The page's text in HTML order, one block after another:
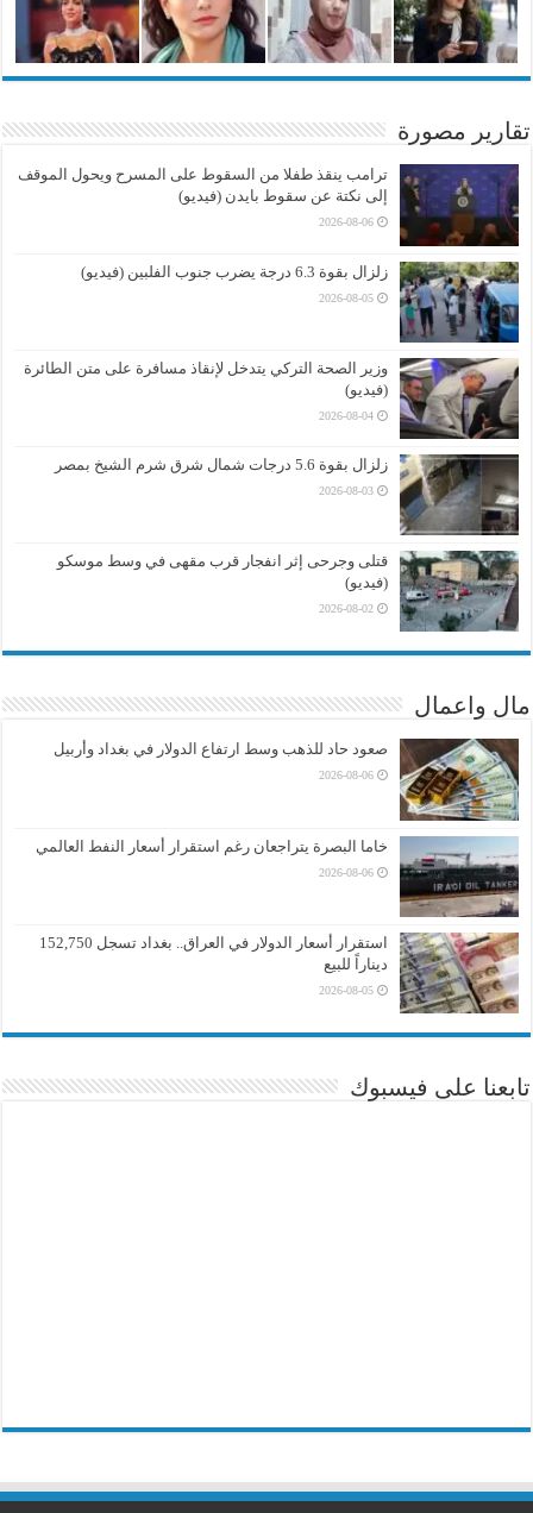
تقارير مصورة
ترامب ينقذ طفلا من السقوط على المسرح ويحول الموقف
إلى نكتة عن سقوط بايدن (فيديو)
2026-08-06
زلزال بقوة 6.3 درجة يضرب جنوب الفلبين (فيديو)
2026-08-05
وزير الصحة التركي يتدخل لإنقاذ مسافرة على متن الطائرة
(فيديو)
2026-08-04
زلزال بقوة 5.6 درجات شمال شرق شرم الشيخ بمصر
2026-08-03
قتلى وجرحى إثر انفجار قرب مقهى في وسط موسكو
(فيديو)
2026-08-02
مال واعمال
صعود حاد للذهب وسط ارتفاع الدولار في بغداد وأربيل
2026-08-06
خاما البصرة يتراجعان رغم استقرار أسعار النفط العالمي
2026-08-06
استقرار أسعار الدولار في العراق.. بغداد تسجل 152,750
ديناراً للبيع
2026-08-05
تابعنا على فيسبوك